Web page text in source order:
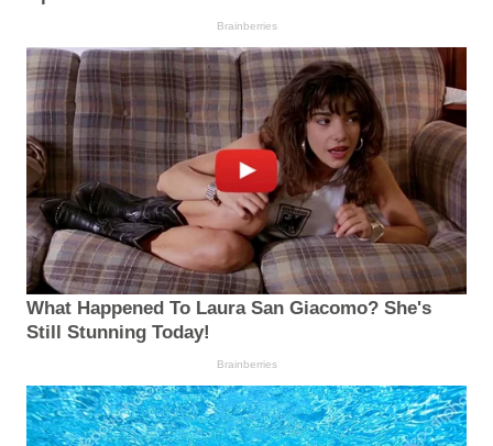
Brainberries
What Happened To Laura San Giacomo? She's
Still Stunning Today!
Brainberries